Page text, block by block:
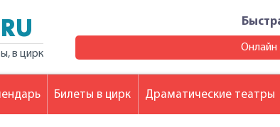
в цирк
Онлайн
Билеты в цирк Драматические театры